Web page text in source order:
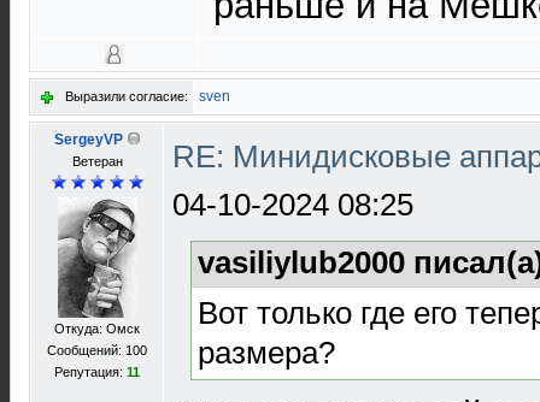
Выразили согласие: sven
SergeyVP
Ветеран
Откуда: Омск
Сообщений: 100
Репутация: 11
RE: Минидисковые
04-10-2024 08:25
vasiliylub2000
Вот только где его
размера?